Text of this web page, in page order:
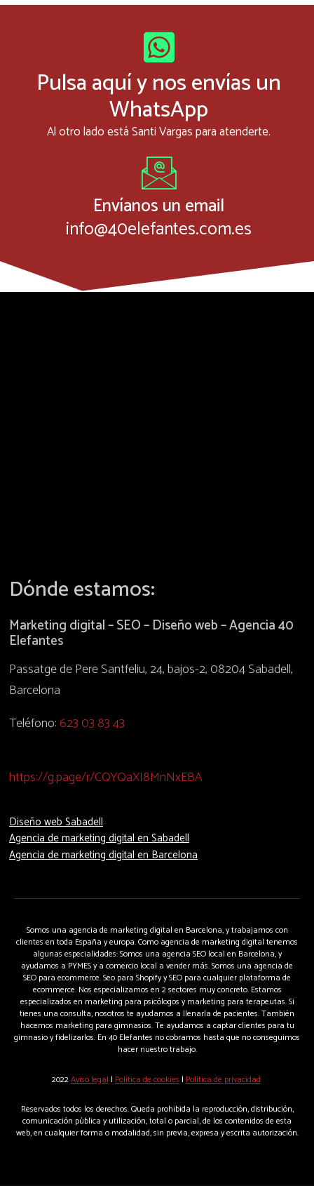
Pulsa aquí y nos envías un
WhatsApp
Al otro lado está Santi Vargas para atenderte.
Envíanos un email
info@40elefantes.com.es
Dónde estamos:
Marketing digital – SEO – Diseño web – Agencia 40
Elefantes
Passatge de Pere Santfeliu, 24, bajos-2, 08204 Sabadell,
Barcelona
Teléfono: 623 03 83 43
https://g.page/r/CQYQaXI8MnNxEBA
Diseño web Sabadell
Agencia de marketing digital en Sabadell
Agencia de marketing digital en Barcelona
Somos una agencia de marketing digital en Barcelona, y trabajamos con
clientes en toda España y europa. Como agencia de marketing digital tenemos
algunas especialidades: Somos una agencia SEO local en Barcelona, y
ayudamos a PYMES y a comercio local a vender más. Somos una agencia de
SEO para ecommerce. Seo para Shopify y SEO para cualquier plataforma de
ecommerce. Nos especializamos en 2 sectores muy concreto. Estamos
especializados en marketing para psicólogos y marketing para terapeutas. Si
tienes una consulta, nosotros te ayudamos a llenarla de pacientes. También
hacemos marketing para gimnasios. Te ayudamos a captar clientes para tu
gimnasio y fidelizarlos. En 40 Elefantes no cobramos hasta que no conseguimos
hacer nuestro trabajo.
2022Aviso legal|Política de cookies|Política de privacidad
Reservados todos los derechos. Queda prohibida la reproducción, distribución,
comunicación pública y utilización, total o parcial, de los contenidos de esta
web, en cualquier forma o modalidad, sin previa, expresa y escrita autorización.